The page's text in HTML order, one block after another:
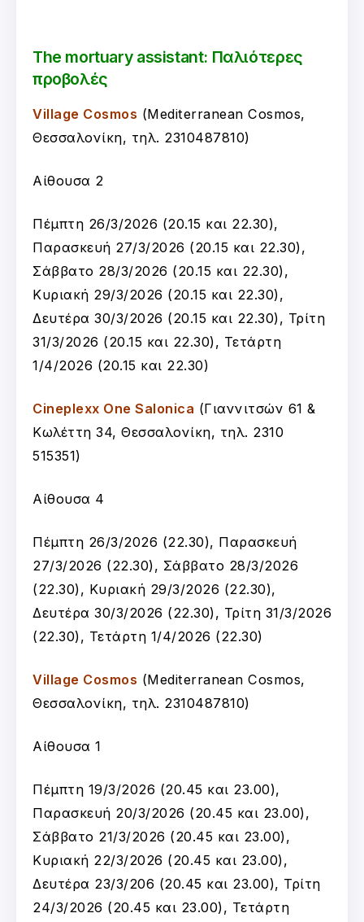
The mortuary assistant: Παλιότερες
προβολές
Village Cosmos (Mediterranean Cosmos,
Θεσσαλονίκη, τηλ. 2310487810)
Αίθουσα 2
Πέμπτη 26/3/2026 (20.15 και 22.30),
Παρασκευή 27/3/2026 (20.15 και 22.30),
Σάββατο 28/3/2026 (20.15 και 22.30),
Κυριακή 29/3/2026 (20.15 και 22.30),
Δευτέρα 30/3/2026 (20.15 και 22.30), Τρίτη
31/3/2026 (20.15 και 22.30), Τετάρτη
1/4/2026 (20.15 και 22.30)
Cineplexx One Salonica (Γιαννιτσών 61 &
Κωλέττη 34, Θεσσαλονίκη, τηλ. 2310
515351)
Αίθουσα 4
Πέμπτη 26/3/2026 (22.30), Παρασκευή
27/3/2026 (22.30), Σάββατο 28/3/2026
(22.30), Κυριακή 29/3/2026 (22.30),
Δευτέρα 30/3/2026 (22.30), Τρίτη 31/3/2026
(22.30), Τετάρτη 1/4/2026 (22.30)
Village Cosmos (Mediterranean Cosmos,
Θεσσαλονίκη, τηλ. 2310487810)
Αίθουσα 1
Πέμπτη 19/3/2026 (20.45 και 23.00),
Παρασκευή 20/3/2026 (20.45 και 23.00),
Σάββατο 21/3/2026 (20.45 και 23.00),
Κυριακή 22/3/2026 (20.45 και 23.00),
Δευτέρα 23/3/206 (20.45 και 23.00), Τρίτη
24/3/2026 (20.45 και 23.00), Τετάρτη